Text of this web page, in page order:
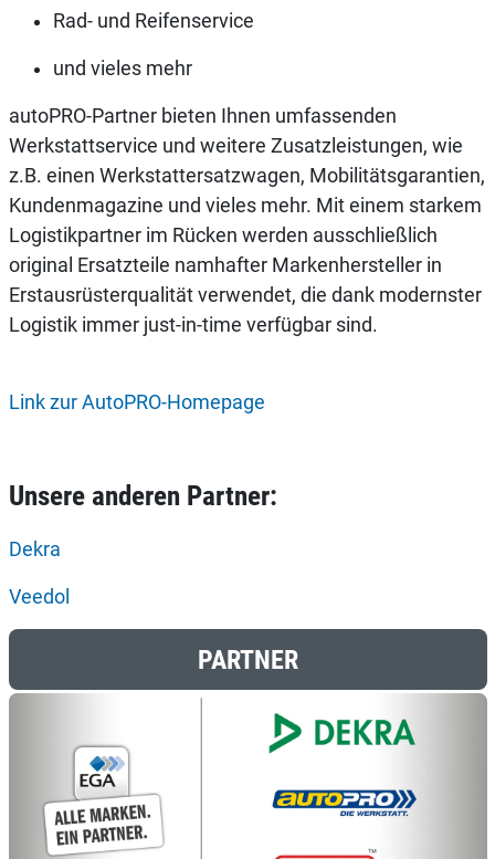
Rad- und Reifenservice
und vieles mehr
autoPRO-Partner bieten Ihnen umfassenden
Werkstattservice und weitere Zusatzleistungen, wie
z.B. einen Werkstattersatzwagen, Mobilitätsgarantien,
Kundenmagazine und vieles mehr. Mit einem starkem
Logistikpartner im Rücken werden ausschließlich
original Ersatzteile namhafter Markenhersteller in
Erstausrüsterqualität verwendet, die dank modernster
Logistik immer just-in-time verfügbar sind.
Link zur AutoPRO-Homepage
Unsere anderen Partner:
Dekra
Veedol
PARTNER